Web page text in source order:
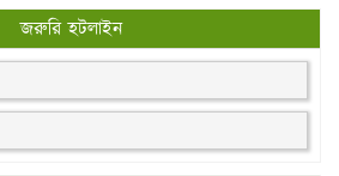
জরুরি হটলাইন